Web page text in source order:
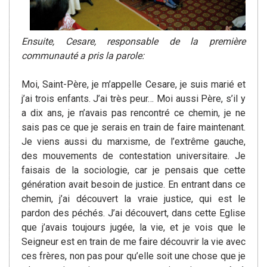
Ensuite, Cesare, responsable de la première
communauté a pris la parole:
Moi, Saint-Père, je m’appelle Cesare, je suis marié et
j’ai trois enfants. J’ai très peur… Moi aussi Père, s’il y
a dix ans, je n’avais pas rencontré ce chemin, je ne
sais pas ce que je serais en train de faire maintenant.
Je viens aussi du marxisme, de l’extrême gauche,
des mouvements de contestation universitaire. Je
faisais de la sociologie, car je pensais que cette
génération avait besoin de justice. En entrant dans ce
chemin, j’ai découvert la vraie justice, qui est le
pardon des péchés. J’ai découvert, dans cette Eglise
que j’avais toujours jugée, la vie, et je vois que le
Seigneur est en train de me faire découvrir la vie avec
ces frères, non pas pour qu’elle soit une chose que je